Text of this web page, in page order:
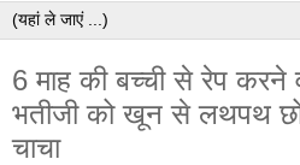
6 माह की बच्ची से रेप करने
भतीजी को खून से लथपथ
चाचा